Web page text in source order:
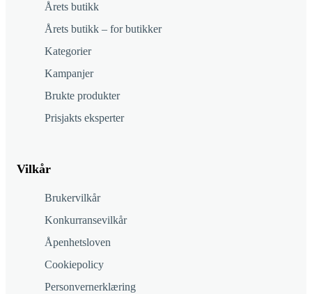
Årets butikk
Årets butikk – for butikker
Kategorier
Kampanjer
Brukte produkter
Prisjakts eksperter
Vilkår
Brukervilkår
Konkurransevilkår
Åpenhetsloven
Cookiepolicy
Personvernerklæring